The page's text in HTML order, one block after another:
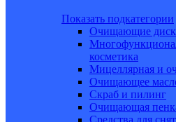
Показать подкатегории
Очищающие
косметика
Мицеллярная и
Очищающее
Скраб и пилинг
Очищающая
Средства для